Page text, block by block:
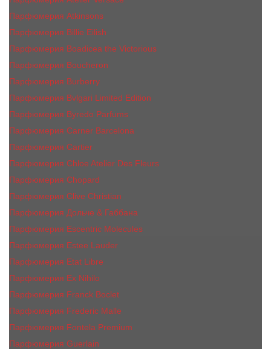
Парфюмерия Atkinsons
Парфюмерия Billie Eilish
Парфюмерия Boadicea the Victorious
Парфюмерия Boucheron
Парфюмерия Burberry
Парфюмерия Bvlgari Limited Edition
Парфюмерия Byredo Parfums
Парфюмерия Carner Barcelona
Парфюмерия Cartier
Парфюмерия Chloe Atelier Des Fleurs
Парфюмерия Сhopard
Парфюмерия Clive Christian
Парфюмерия Дольче & Габбана
Парфюмерия Escentric Molecules
Парфюмерия Estee Lаudеr
Парфюмерия Etat Libre
Парфюмерия Ex Nihilo
Парфюмерия Franck Boclet
Парфюмерия Frеderic Mаlle
Парфюмерия Fontela Premium
Парфюмерия Guerlain